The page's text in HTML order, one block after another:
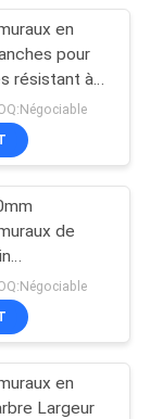
en
pour
résistant à
de
Panneaux
en PVC
en
Largeur